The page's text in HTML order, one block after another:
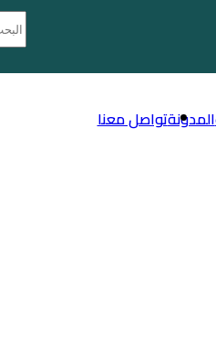
المدونةتواصل معنا